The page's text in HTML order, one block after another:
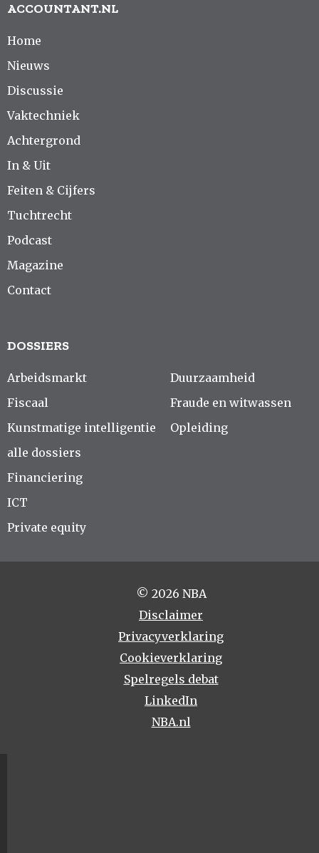
ACCOUNTANT.NL
Home
Nieuws
Discussie
Vaktechniek
Achtergrond
In & Uit
Feiten & Cijfers
Tuchtrecht
Podcast
Magazine
Contact
DOSSIERS
Arbeidsmarkt
Fiscaal
Kunstmatige intelligentie
alle dossiers
Duurzaamheid
Fraude en witwassen
Opleiding
Financiering
ICT
Private equity
© 2026 NBA
Disclaimer
Privacyverklaring
Cookieverklaring
Spelregels debat
LinkedIn
NBA.nl